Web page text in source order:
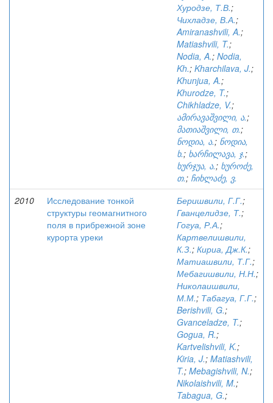
Хуродзе, Т.В.;
Чихладзе, В.А.;
Amiranashvili, A.;
Matiashvili, T.;
Nodia, A.; Nodia,
Kh.; Kharchilava, J.;
Khunjua, A.;
Khurodze, T.;
Chikhladze, V.;
ამირავაშვილი, ა.;
მათიაშვილი, თ.;
ნოდია, ა.; ნოდია,
ხ.; ხარჩილავა, ჯ.;
ხურჯუა, ა.; ხუროძე,
თ.; ჩიხლაძე, ვ.
2010
Исследование тонкой
структуры геомагнитного
поля в прибрежной зоне
курорта уреки
Беришвили, Г.Г.;
Гванцелидзе, Т.;
Гогуа, Р.А.;
Картвелишвили,
К.З.; Кириа, Дж.К.;
Матиашвили, Т.Г.;
Мебагишвили, Н.Н.;
Николаишвили,
М.М.; Табагуа, Г.Г.;
Berishvili, G.;
Gvanceladze, T.;
Gogua, R.;
Kartvelishvili, K.;
Kiria, J.; Matiashvili,
T.; Mebagishvili, N.;
Nikolaishvili, M.;
Tabagua, G.;